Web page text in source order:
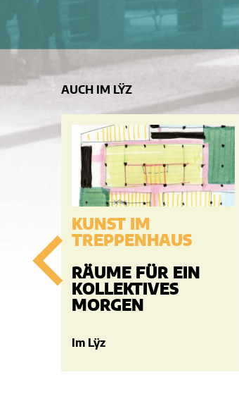
AUCH IM LŸZ
KUNST IM
TREPPENHAUS
RÄUME FÜR EIN
KOLLEKTIVES
MORGEN
Im Lÿz